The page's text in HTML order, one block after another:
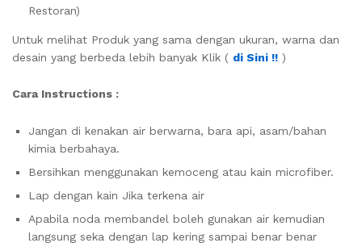
Restoran)
Untuk melihat Produk yang sama dengan ukuran, warna dan
desain yang berbeda lebih banyak Klik ( di Sini !! )
Cara Instructions :
Jangan di kenakan air berwarna, bara api, asam/bahan
kimia berbahaya.
Bersihkan menggunakan kemoceng atau kain microfiber.
Lap dengan kain Jika terkena air
Apabila noda membandel boleh gunakan air kemudian
langsung seka dengan lap kering sampai benar benar